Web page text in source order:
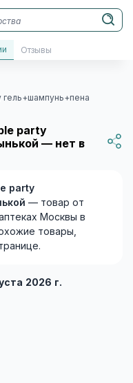
Отзывы
party
— нет в
party
— товар от
Москвы в
товары,
2026 г.